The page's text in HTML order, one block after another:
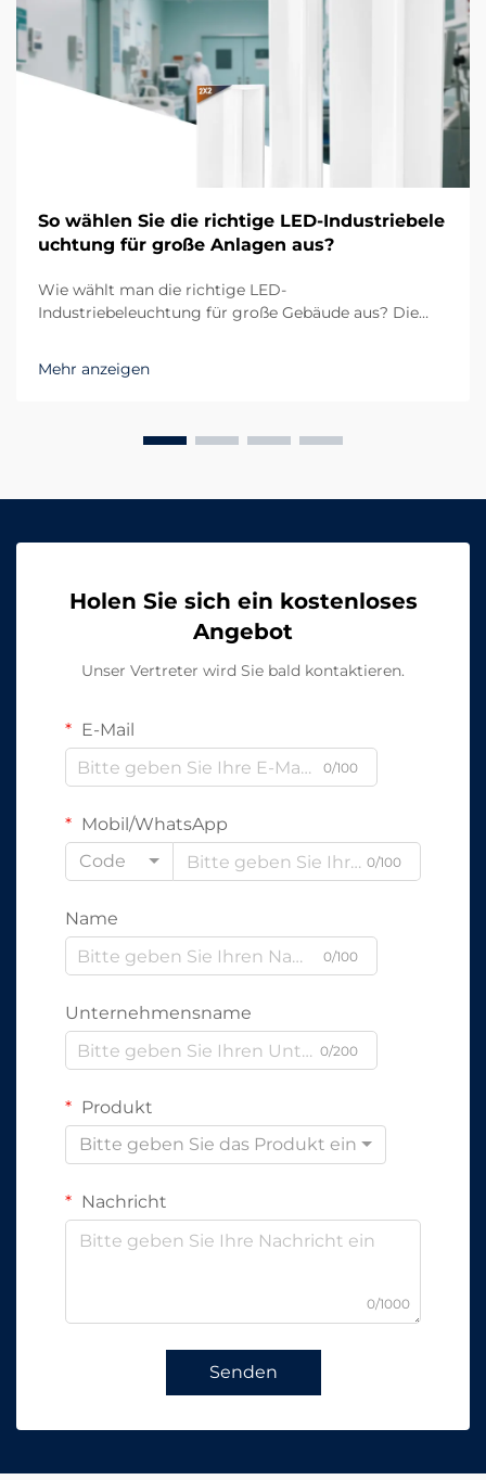
So wählen Sie die richtige LED-Industriebele
uchtung für große Anlagen aus?
Wie wählt man die richtige LED-
Industriebeleuchtung für große Gebäude aus? Die
Industriebeleuchtung in Großanlagen Beim
Management großer Gebäude wie Lagerhallen,
Mehr anzeigen
Holen Sie sich ein kostenloses
Angebot
Unser Vertreter wird Sie bald kontaktieren.
E-Mail
0/100
Mobil/WhatsApp
Code
0/100
Name
0/100
Unternehmensname
0/200
Produkt
Bitte geben Sie das Produkt ein
Nachricht
0/1000
Senden